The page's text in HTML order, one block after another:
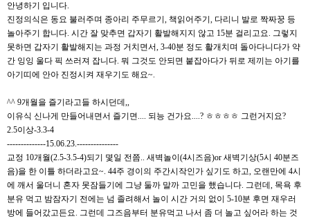
안녕하기 입니다.
진정의식은 동요 불러주며 종아리 주무르기, 책읽어주기, 다리니 발로 짝짜꿍 등
놀아주기 합니다. 시간 잘 맞추면 갑자기 활발해지지 않고 15분 걸리고요. 그렇지
못하면 갑자기 활발해지는 과정 거치면서, 3-40분 정도 활개치며 돌아다니다가 약
간 잉잉 울다 픽 쓰러져 잡니다. 뭐 그것도 안되면 붙잡아다가 뒤로 제끼는 아기를
아기띠에 안아 진정시켜 재우기도 해요~.
^^ 9개월을 즐기라고들 하시던데,,
이유식 신나게 만들어내면서 즐기면.... 되능 건가요....? ㅎㅎㅎㅎ 그런거지요?
2.5이상-3.3-4
--------------15.06.23.---------------
교정 10개월(2.5-3.5-4)되기 몇일 전쯤.. 새벽놀이(4시즈음)or 새벽기상(5시 40분즈
음)을 한 이틀 하더라고요~. 44주 경이의 주간시작인가 싶기도 하고, 오랜만에 4시
에 깨서 울더니 혼자 못잠들기에 그냥 둘까 말까 고민을 했습니다. 그런데, 목욕 후
분유 먹고 밤잠자기 전에는 넘 졸려해서 놀이 시간 거의 없이 5-10분 후면 재우러
방에 들어갔고든요. 그런데 그즈음부터 분유먹고 나서 좀 더 놀고 싶어라 하는 것